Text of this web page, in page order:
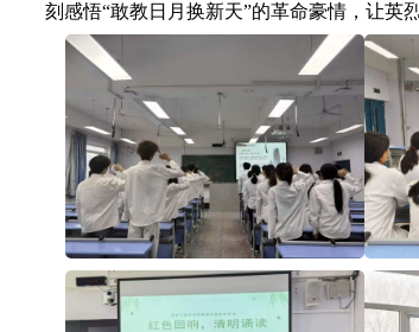
刻感悟“敢教日月换新天”的革命豪情，让英